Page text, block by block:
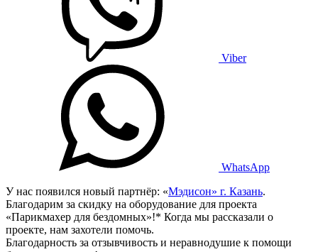
Viber
WhatsApp
У нас появился новый партнёр: «Мэдисон» г. Казань.
Благодарим за скидку на оборудование для проекта
«Парикмахер для бездомных»!* Когда мы рассказали о
проекте, нам захотели помочь.
Благодарность за отзывчивость и неравнодушие к помощи